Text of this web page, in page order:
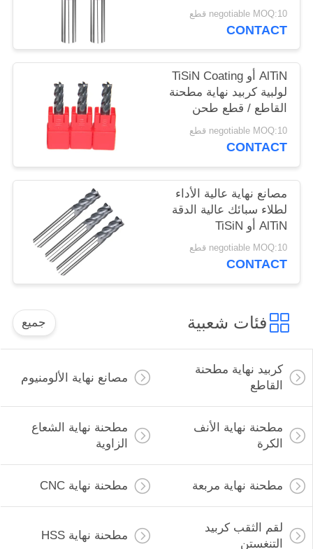
التنجستن
negotiable MOQ:10 قطع
CONTACT
AlTiN أو TiSiN Coating
لولبية كربيد نهاية مطحنة
القاطع / قطع طحن
كربيد الصلبة السوداء
negotiable MOQ:10 قطع
CONTACT
مصانع نهاية عالية الأداء
لطلاء سبائك عالية الدقة
AlTiN أو TiSiN
negotiable MOQ:10 قطع
CONTACT
فئات شعبية جميع
كربيد نهاية مطحنة
القاطع
مصانع نهاية الألومنيوم
مطحنة نهاية الأنف
الكرة
مطحنة نهاية الشعاع
الزاوية
مطحنة نهاية مربعة مطحنة نهاية CNC
لقم الثقب كربيد
التنغستن
مطحنة نهاية HSS